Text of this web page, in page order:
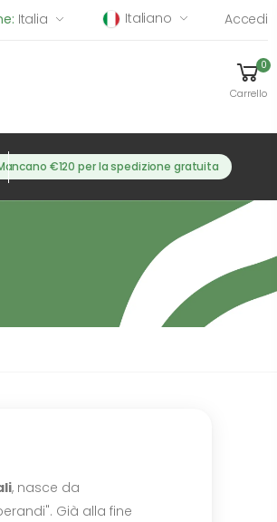
Italia Italiano Accedi
0
Carrello
€120 per la spedizione gratuita
, nasce da
Già alla fine